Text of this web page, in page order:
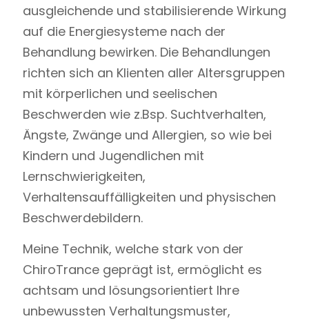
ausgleichende und stabilisierende Wirkung
auf die Energiesysteme nach der
Behandlung bewirken. Die Behandlungen
richten sich an Klienten aller Altersgruppen
mit körperlichen und seelischen
Beschwerden wie z.Bsp. Suchtverhalten,
Ängste, Zwänge und Allergien, so wie bei
Kindern und Jugendlichen mit
Lernschwierigkeiten,
Verhaltensauffälligkeiten und physischen
Beschwerdebildern.
Meine Technik, welche stark von der
ChiroTrance geprägt ist, ermöglicht es
achtsam und lösungsorientiert Ihre
unbewussten Verhaltungsmuster,